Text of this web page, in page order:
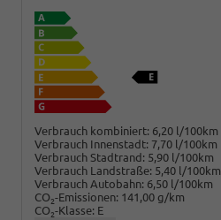
Verbrauch kombiniert: 6,20 l/100km
Verbrauch Innenstadt: 7,70 l/100km
Verbrauch Stadtrand: 5,90 l/100km
Verbrauch Landstraße: 5,40 l/100km
Verbrauch Autobahn: 6,50 l/100km
CO2-Emissionen: 141,00 g/km
CO2-Klasse: E